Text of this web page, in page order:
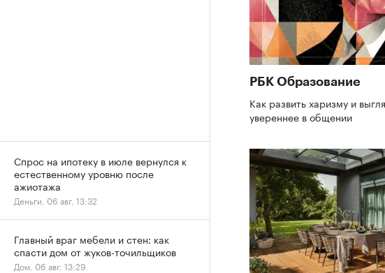
РБК Образование
Как развить харизму и
увереннее в общении
Спрос на ипотеку в июле вернулся к
естественному уровню после
ажиотажа
Деньги, 06 авг, 13:32
Главный враг мебели и стен: как
спасти дом от жуков-точильщиков
Дом, 06 авг, 13:29